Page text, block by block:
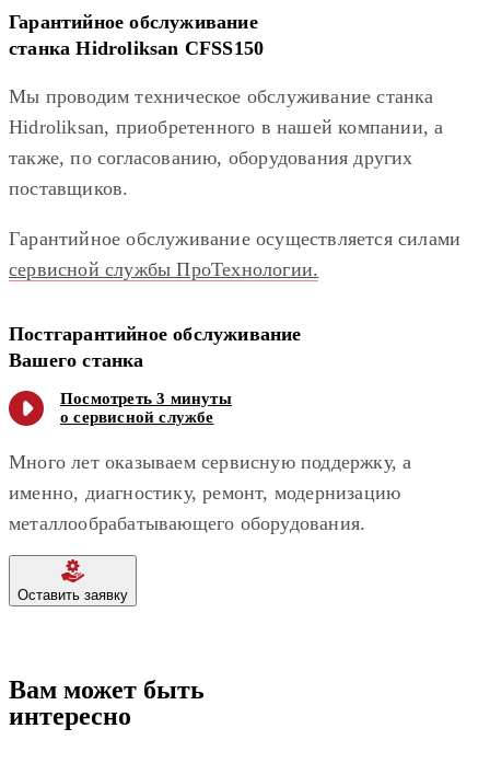
Гарантийное обслуживание
станка Hidroliksan CFSS150
Мы проводим техническое обслуживание станка
Hidroliksan, приобретенного в нашей компании, а
также, по согласованию, оборудования других
поставщиков.
Гарантийное обслуживание осуществляется силами
сервисной службы ПроТехнологии.
Постгарантийное обслуживание
Вашего станка
Посмотреть 3 минуты
о сервисной службе
Много лет оказываем сервисную поддержку, а
именно, диагностику, ремонт, модернизацию
металлообрабатывающего оборудования.
Оставить заявку
Вам может быть
интересно